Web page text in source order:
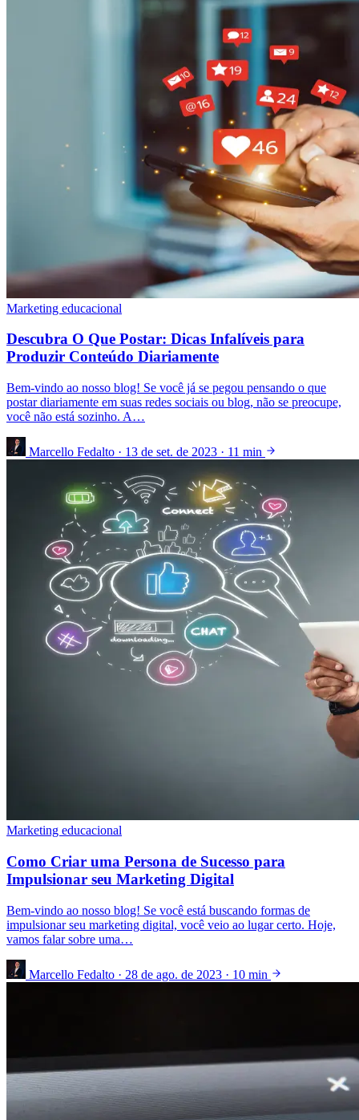
Marketing educacional
Descubra O Que Postar: Dicas Infalíveis para
Produzir Conteúdo Diariamente
Bem-vindo ao nosso blog! Se você já se pegou pensando o que
postar diariamente em suas redes sociais ou blog, não se preocupe,
você não está sozinho. A…
Marcello Fedalto · 13 de set. de 2023 · 11 min
Marketing educacional
Como Criar uma Persona de Sucesso para
Impulsionar seu Marketing Digital
Bem-vindo ao nosso blog! Se você está buscando formas de
impulsionar seu marketing digital, você veio ao lugar certo. Hoje,
vamos falar sobre uma…
Marcello Fedalto · 28 de ago. de 2023 · 10 min